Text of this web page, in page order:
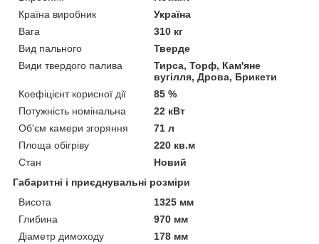
Країна виробник
Україна
Вага
310 кг
Вид пального
Тверде
Види твердого палива
Тирса, Торф, Кам'яне
вугілля, Дрова, Брикети
Коефіцієнт корисної дії
85 %
Потужність номінальна
22 кВт
Об'єм камери згоряння
71 л
Площа обігріву
220 кв.м
Стан
Новий
Габаритні і приєднувальні розміри
Висота
1325 мм
Глибина
970 мм
Діаметр димоходу
178 мм